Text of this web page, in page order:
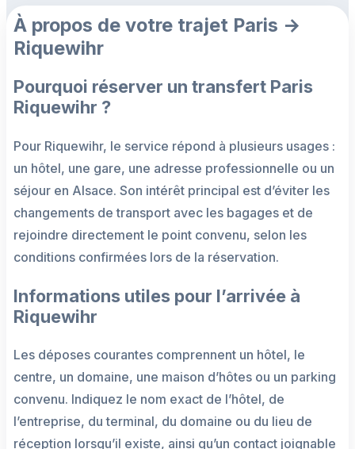
À propos de votre trajet Paris →
Riquewihr
Pourquoi réserver un transfert Paris
Riquewihr ?
Pour Riquewihr, le service répond à plusieurs usages :
un hôtel, une gare, une adresse professionnelle ou un
séjour en Alsace. Son intérêt principal est d’éviter les
changements de transport avec les bagages et de
rejoindre directement le point convenu, selon les
conditions confirmées lors de la réservation.
Informations utiles pour l’arrivée à
Riquewihr
Les déposes courantes comprennent un hôtel, le
centre, un domaine, une maison d’hôtes ou un parking
convenu. Indiquez le nom exact de l’hôtel, de
l’entreprise, du terminal, du domaine ou du lieu de
réception lorsqu’il existe, ainsi qu’un contact joignable